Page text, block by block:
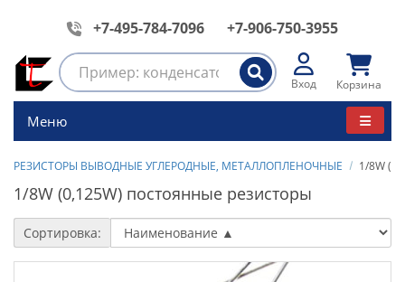
+7-495-784-7096 +7-906-750-3955
Вход Корзина
Меню
РЕЗИСТОРЫ ВЫВОДНЫЕ УГЛЕРОДНЫЕ, МЕТАЛЛОПЛЕНОЧНЫЕ 1/8W
1/8W (0,125W) постоянные резисторы
Сортировка: